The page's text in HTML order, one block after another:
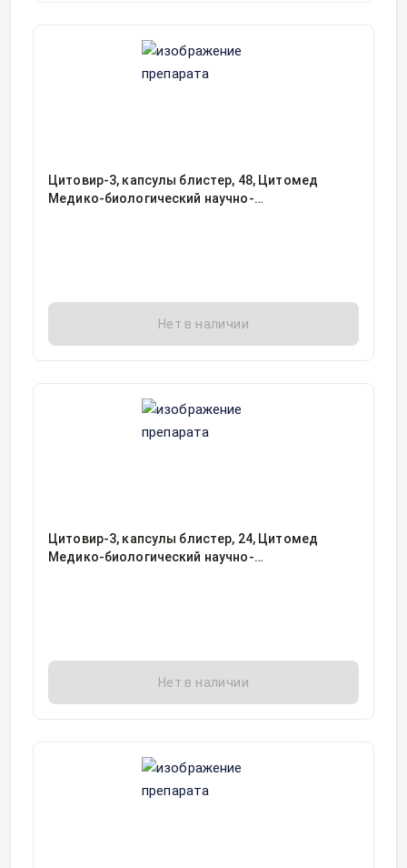
Цитовир-3, капсулы блистер, 48, Цитомед
Медико-биологический научно-
Нет в наличии
Цитовир-3, капсулы блистер, 24, Цитомед
Медико-биологический научно-
Нет в наличии